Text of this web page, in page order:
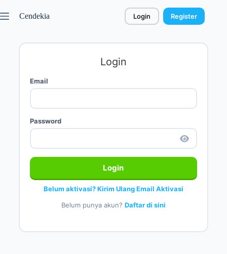
Cendekia Login Register
Login
Email
Password
Login
Belum aktivasi? Kirim Ulang Email Aktivasi
Belum punya akun? Daftar di sini